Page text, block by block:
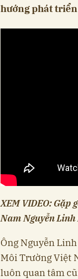
hướng phát
XEM VIDEO: Gặp
Nam Nguyễn Linh
Ông Nguyễn
Môi Trường Việt
luôn quan tâm